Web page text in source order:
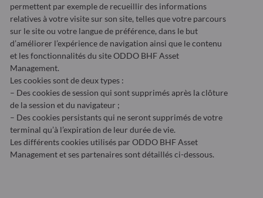
permettent par exemple de recueillir des informations
relatives à votre visite sur son site, telles que votre parcours
sur le site ou votre langue de préférence, dans le but
d’améliorer l’expérience de navigation ainsi que le contenu
et les fonctionnalités du site ODDO BHF Asset
Management.
Les cookies sont de deux types :
– Des cookies de session qui sont supprimés après la clôture
de la session et du navigateur ;
– Des cookies persistants qui ne seront supprimés de votre
terminal qu’à l’expiration de leur durée de vie.
Les différents cookies utilisés par ODDO BHF Asset
Management et ses partenaires sont détaillés ci-dessous.